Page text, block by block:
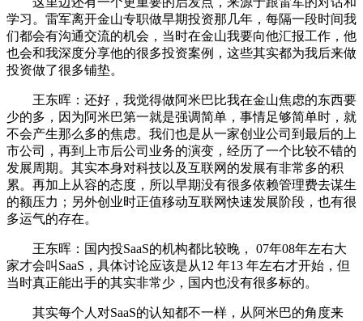
学习。雷军离开金山专职做早期投资那几年，每隔一段时间我
们都会有沟通交流的机会，当时在金山我要向他汇报工作，他
也会和我深度分享他的很多投资案例，这些其实都为我后来做
投资做了很多铺垫。
王东晖：还好，我觉得做阿米巴比我在金山焦虑的东西要
少的多，因为阿米巴第一就是强调简单，事情足够简单时，就
不会产生那么多的焦虑。我们也是从一家创业公司到最后的上
市公司，再到上市后公司业务的演变，经历了一个比较不错的
发展周期。其实本身对科技以及互联网的发展有非常多的积
累。再加上从容的态度，所以早期没有很多依赖管理费去谋生
的额压力；另外创业时正值移动互联网快速发展阶段，也有很
多运气的存在。
王东晖：国内投SaaS的机构都比较晚， 07年08年左右大
家才会叫SaaS，具体讨论应该是从12 年13 年左右才开始，但
当时真正能出手的其实非常少，国内也没有很多标的。
其实每个人对SaaS的认知都不一样，从阿米巴的角度来